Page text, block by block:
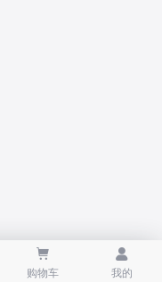

购物车

我的